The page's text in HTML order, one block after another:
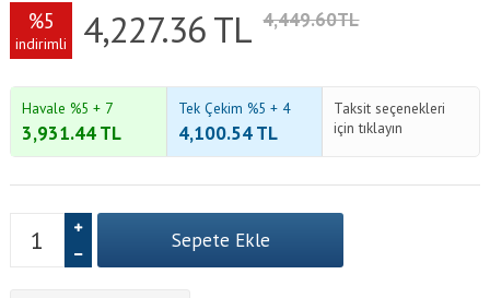
%5
indirimli 4,227.36TL 4,449.60TL
Havale %5 + 7
3,931.44TL
Tek Çekim %5 + 4
4,100.54TL
Taksit seçenekleri
için tıklayın